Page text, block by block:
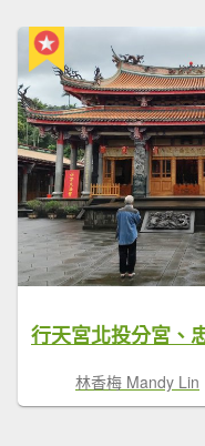
林香梅 Mandy Lin